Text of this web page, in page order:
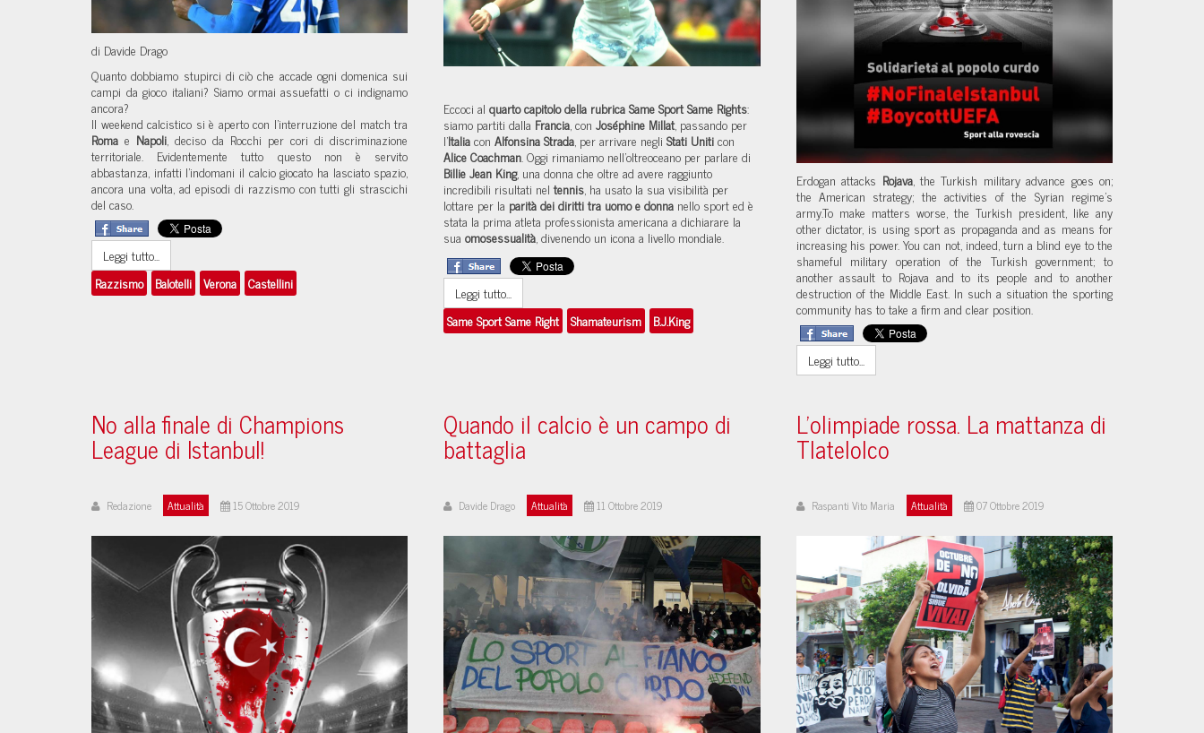
di Davide Drago
Quanto dobbiamo stupirci di ciò che accade ogni domenica sui
campi da gioco italiani? Siamo ormai assuefatti o ci indignamo
ancora?
Il weekend calcistico si è aperto con l'interruzione del match tra
Roma e Napoli, deciso da Rocchi per cori di discriminazione
territoriale. Evidentemente tutto questo non è servito
abbastanza, infatti l'indomani il calcio giocato ha lasciato spazio,
ancora una volta, ad episodi di razzismo con tutti gli strascichi
del caso.
Leggi tutto...
Razzismo
Balotelli Verona Castellini
Eccoci alquarto capitolo della rubrica Same Sport Same Rights:
siamo partiti dalla Francia, conJoséphine Millat, passando per
l'ItaliaconAlfonsina Strada, per arrivare negliStati Uniticon
Alice Coachman. Oggi rimaniamo nell'oltreoceano per parlare di
Billie Jean King, una donna che oltre ad avere raggiunto
incredibili risultati neltennis, ha usato la sua visibilità per
lottare per la parità dei diritti tra uomo e donna nello sport ed è
stata la prima atleta professionista americana a dichiarare la
suaomosessualità, divenendo un icona a livello mondiale.
Leggi tutto...
Same Sport Same Right Shamateurism B.J.King
Erdogan attacks Rojava, the Turkish military advance goes on;
the American strategy; the activities of the Syrian regime’s
army.To make matters worse, the Turkish president, like any
other dictator, is using sport as propaganda and as means for
increasing his power. You can not, indeed, turn a blind eye to the
shameful military operation of the Turkish government; to
another assault to Rojava and to its people and to another
destruction of the Middle East. In such a situation the sporting
community has to take a firm and clear position.
Leggi tutto...
No alla finale di Champions
League di Istanbul!
Redazione Attualità 15 Ottobre 2019
Quando il calcio è un campo di
battaglia
Davide Drago Attualità 11 Ottobre 2019
L'olimpiade rossa. La mattanza di
Tlatelolco
Raspanti Vito Maria Attualità 07 Ottobre 2019